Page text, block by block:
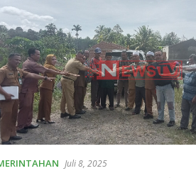
Juli 8, 2025